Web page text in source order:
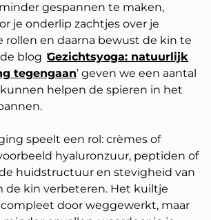
gespannen te maken,
je onderlip zachtjes over je
rollen en daarna bewust de kin te
blog Gezichtsyoga: natuurlijk
tegengaan’ geven we een aantal
helpen de spieren in het
speelt een rol: crèmes of
hyaluronzuur, peptiden of
huidstructuur en stevigheid van
de kin verbeteren. Het kuiltje
door weggewerkt, maar